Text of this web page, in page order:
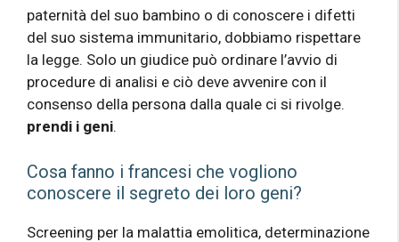
paternità del suo bambino o di conoscere i difetti
del suo sistema immunitario, dobbiamo rispettare
la legge. Solo un giudice può ordinare l’avvio di
procedure di analisi e ciò deve avvenire con il
consenso della persona dalla quale ci si rivolge.
prendi i geni.
Cosa fanno i francesi che vogliono
conoscere il segreto dei loro geni?
Screening per la malattia emolitica, determinazione